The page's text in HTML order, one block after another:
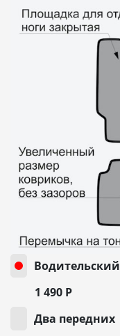
Водительский
1 490 Р
Два передних